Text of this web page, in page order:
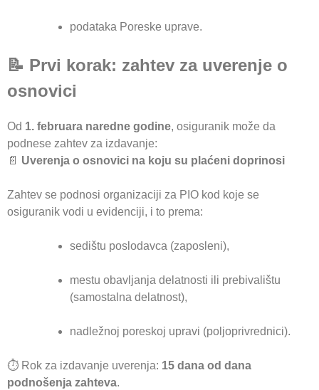
podataka Poreske uprave.
📝 Prvi korak: zahtev za uverenje o
osnovici
Od 1. februara naredne godine, osiguranik može da
podnese zahtev za izdavanje:
📄 Uverenja o osnovici na koju su plaćeni doprinosi
Zahtev se podnosi organizaciji za PIO kod koje se
osiguranik vodi u evidenciji, i to prema:
sedištu poslodavca (zaposleni),
mestu obavljanja delatnosti ili prebivalištu
(samostalna delatnost),
nadležnoj poreskoj upravi (poljoprivrednici).
⏱ Rok za izdavanje uverenja: 15 dana od dana
podnošenja zahteva.